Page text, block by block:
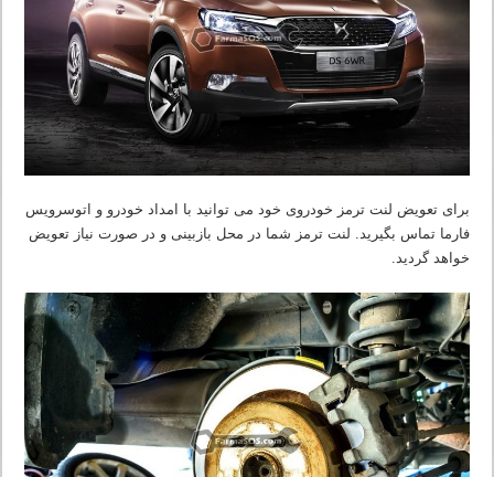
برای تعویض لنت ترمز خودروی خود می توانید با امداد خودرو و اتوسرویس
فارما تماس بگیرید. لنت ترمز شما در محل بازبینی و در صورت نیاز تعویض
خواهد گردید.